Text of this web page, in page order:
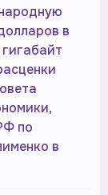
в
по
в